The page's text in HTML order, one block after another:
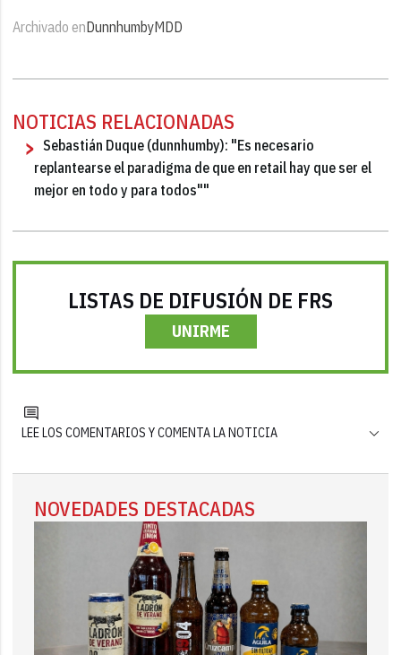
Archivado enDunnhumbyMDD
NOTICIAS RELACIONADAS
Sebastián Duque (dunnhumby): "Es necesario
replantearse el paradigma de que en retail hay que ser el
mejor en todo y para todos""
LISTAS DE DIFUSIÓN DE FRS
UNIRME
LEE LOS COMENTARIOS Y COMENTA LA NOTICIA
NOVEDADES DESTACADAS